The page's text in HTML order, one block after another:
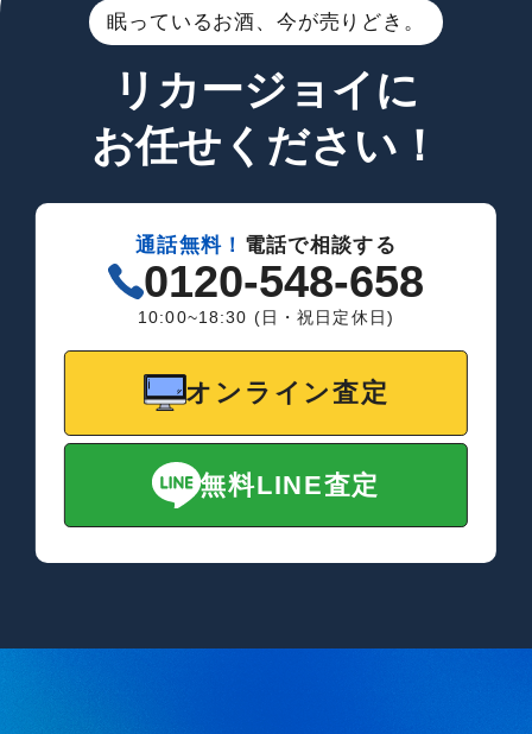
眠っているお酒、今が売りどき。
リカージョイに
お任せください！
通話無料！ 電話で相談する
0120-548-658
10:00~18:30 (日・祝日定休日)
オンライン査定
無料LINE査定